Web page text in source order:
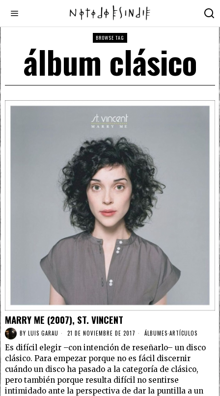
BROWSE TAG
álbum clásico
MARRY ME (2007), ST. VINCENT
BY LUIS GARAU 21 DE NOVIEMBRE DE 2017 ÁLBUMES·ARTÍCULOS
Es difícil elegir –con intención de reseñarlo– un disco
clásico. Para empezar porque no es fácil discernir
cuándo un disco ha pasado a la categoría de clásico,
pero también porque resulta difícil no sentirse
intimidado ante la perspectiva de dar la puntilla a un